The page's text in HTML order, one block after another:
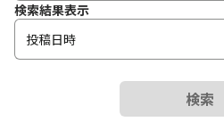
検索結果表示
投稿日時
検索